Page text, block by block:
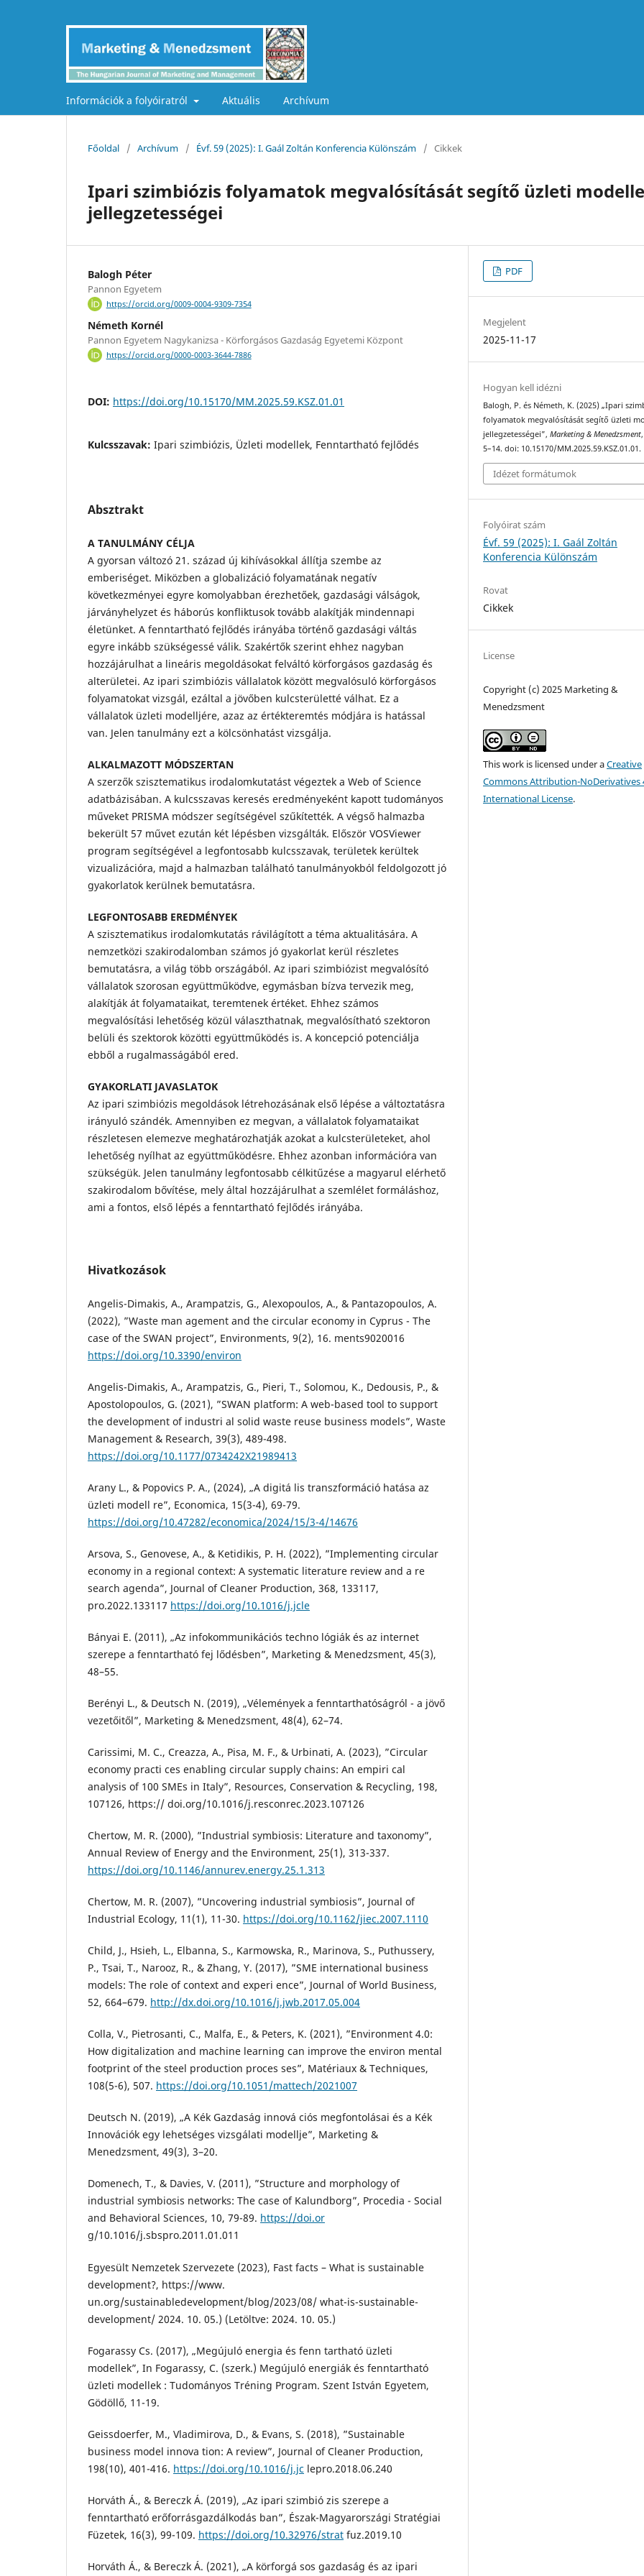
Információk a folyóiratról Aktuális Archívum
Főoldal / Archívum / Évf. 59 (2025): I. Gaál Zoltán Konferencia Különszám / Cikkek
Ipari szimbiózis folyamatok megvalósítását segítő üzleti
jellegzetességei
Balogh Péter
Pannon Egyetem
https://orcid.org/0009-0004-9309-7354
Németh Kornél
Pannon Egyetem Nagykanizsa - Körforgásos Gazdaság Egyetemi Központ
https://orcid.org/0000-0003-3644-7886
DOI: https://doi.org/10.15170/MM.2025.59.KSZ.01.01
Kulcsszavak: Ipari szimbiózis, Üzleti modellek, Fenntartható fejlődés
Absztrakt
A TANULMÁNY CÉLJA
A gyorsan változó 21. század új kihívásokkal állítja szembe az
emberiséget. Miközben a globalizáció folyamatának negatív
következményei egyre komolyabban érezhetőek, gazdasági válságok,
járványhelyzet és háborús konfliktusok tovább alakítják mindennapi
életünket. A fenntartható fejlődés irányába történő gazdasági váltás
egyre inkább szükségessé válik. Szakértők szerint ehhez nagyban
hozzájárulhat a lineáris megoldásokat felváltó körforgásos gazdaság és
alterületei. Az ipari szimbiózis vállalatok között megvalósuló körforgásos
folyamatokat vizsgál, ezáltal a jövőben kulcsterületté válhat. Ez a
vállalatok üzleti modelljére, azaz az értékteremtés módjára is hatással
van. Jelen tanulmány ezt a kölcsönhatást vizsgálja.
ALKALMAZOTT MÓDSZERTAN
A szerzők szisztematikus irodalomkutatást végeztek a Web of Science
adatbázisában. A kulcsszavas keresés eredményeként kapott tudományos
műveket PRISMA módszer segítségével szűkítették. A végső halmazba
bekerült 57 művet ezután két lépésben vizsgálták. Először VOSViewer
program segítségével a legfontosabb kulcsszavak, területek kerültek
vizualizációra, majd a halmazban található tanulmányokból feldolgozott jó
gyakorlatok kerülnek bemutatásra.
LEGFONTOSABB EREDMÉNYEK
A szisztematikus irodalomkutatás rávilágított a téma aktualitására. A
nemzetközi szakirodalomban számos jó gyakorlat kerül részletes
bemutatásra, a világ több országából. Az ipari szimbiózist megvalósító
vállalatok szorosan együttműködve, egymásban bízva tervezik meg,
alakítják át folyamataikat, teremtenek értéket. Ehhez számos
megvalósítási lehetőség közül választhatnak, megvalósítható szektoron
belüli és szektorok közötti együttműködés is. A koncepció potenciálja
ebből a rugalmasságából ered.
GYAKORLATI JAVASLATOK
Az ipari szimbiózis megoldások létrehozásának első lépése a változtatásra
irányuló szándék. Amennyiben ez megvan, a vállalatok folyamataikat
részletesen elemezve meghatározhatják azokat a kulcsterületeket, ahol
lehetőség nyílhat az együttműködésre. Ehhez azonban információra van
szükségük. Jelen tanulmány legfontosabb célkitűzése a magyarul elérhető
szakirodalom bővítése, mely által hozzájárulhat a szemlélet formáláshoz,
ami a fontos, első lépés a fenntartható fejlődés irányába.
Hivatkozások
Angelis-Dimakis, A., Arampatzis, G., Alexopoulos, A., & Pantazopoulos, A.
(2022), ”Waste man agement and the circular economy in Cyprus - The
case of the SWAN project”, Environments, 9(2), 16. ments9020016
https://doi.org/10.3390/environ
Angelis-Dimakis, A., Arampatzis, G., Pieri, T., Solomou, K., Dedousis, P., &
Apostolopoulos, G. (2021), ”SWAN platform: A web-based tool to support
the development of industri al solid waste reuse business models”, Waste
Management & Research, 39(3), 489-498.
https://doi.org/10.1177/0734242X21989413
Arany L., & Popovics P. A., (2024), „A digitá lis transzformáció hatása az
üzleti modell re”, Economica, 15(3-4), 69-79.
https://doi.org/10.47282/economica/2024/15/3-4/14676
Arsova, S., Genovese, A., & Ketidikis, P. H. (2022), ”Implementing circular
economy in a regional context: A systematic literature review and a re
search agenda”, Journal of Cleaner Production, 368, 133117,
pro.2022.133117 https://doi.org/10.1016/j.jcle
Bányai E. (2011), „Az infokommunikációs techno lógiák és az internet
szerepe a fenntartható fej lődésben”, Marketing & Menedzsment, 45(3),
48–55.
Berényi L., & Deutsch N. (2019), „Vélemények a fenntarthatóságról - a jövő
vezetőitől”, Marketing & Menedzsment, 48(4), 62–74.
Carissimi, M. C., Creazza, A., Pisa, M. F., & Urbinati, A. (2023), ”Circular
economy practi ces enabling circular supply chains: An empiri cal
analysis of 100 SMEs in Italy”, Resources, Conservation & Recycling, 198,
107126, https:// doi.org/10.1016/j.resconrec.2023.107126
Chertow, M. R. (2000), ”Industrial symbiosis: Literature and taxonomy”,
Annual Review of Energy and the Environment, 25(1), 313-337.
https://doi.org/10.1146/annurev.energy.25.1.313
Chertow, M. R. (2007), ”Uncovering industrial symbiosis”, Journal of
Industrial Ecology, 11(1), 11-30. https://doi.org/10.1162/jiec.2007.1110
Child, J., Hsieh, L., Elbanna, S., Karmowska, R., Marinova, S., Puthussery,
P., Tsai, T., Narooz, R., & Zhang, Y. (2017), ”SME international business
models: The role of context and experi ence”, Journal of World Business,
52, 664–679. http://dx.doi.org/10.1016/j.jwb.2017.05.004
Colla, V., Pietrosanti, C., Malfa, E., & Peters, K. (2021), ”Environment 4.0:
How digitalization and machine learning can improve the environ mental
footprint of the steel production proces ses”, Matériaux & Techniques,
108(5-6), 507. https://doi.org/10.1051/mattech/2021007
Deutsch N. (2019), „A Kék Gazdaság innová ciós megfontolásai és a Kék
Innovációk egy lehetséges vizsgálati modellje”, Marketing &
Menedzsment, 49(3), 3–20.
Domenech, T., & Davies, V. (2011), ”Structure and morphology of
industrial symbiosis networks: The case of Kalundborg”, Procedia - Social
and Behavioral Sciences, 10, 79-89. https://doi.or
g/10.1016/j.sbspro.2011.01.011
Egyesült Nemzetek Szervezete (2023), Fast facts – What is sustainable
development?, https://www.
un.org/sustainabledevelopment/blog/2023/08/ what-is-sustainable-
development/ 2024. 10. 05.) (Letöltve: 2024. 10. 05.)
Fogarassy Cs. (2017), „Megújuló energia és fenn tartható üzleti
modellek”, In Fogarassy, C. (szerk.) Megújuló energiák és fenntartható
üzleti modellek : Tudományos Tréning Program. Szent István Egyetem,
Gödöllő, 11-19.
Geissdoerfer, M., Vladimirova, D., & Evans, S. (2018), ”Sustainable
business model innova tion: A review”, Journal of Cleaner Production,
198(10), 401-416. https://doi.org/10.1016/j.jc lepro.2018.06.240
Horváth Á., & Bereczk Á. (2019), „Az ipari szimbió zis szerepe a
fenntartható erőforrásgazdálkodás ban”, Észak-Magyarországi Stratégiai
Füzetek, 16(3), 99-109. https://doi.org/10.32976/strat fuz.2019.10
Horváth Á., & Bereczk Á. (2021), „A körforgá sos gazdaság és az ipari
PDF
Megjelent
2025-11-17
Hogyan kell idézni
Balogh, P. és Németh, K. (2025) „Ipari
folyamatok megvalósítását segítő üzleti
jellegzetességei”,Marketing & Menedzsment
5–14. doi: 10.15170/MM.2025.59.KSZ.01.01.
Idézet formátumok
Folyóirat szám
Évf. 59 (2025): I. Gaál Zoltán
Konferencia Különszám
Rovat
Cikkek
License
Copyright (c) 2025 Marketing &
Menedzsment
This work is licensed under aCreative
Commons Attribution-NoDerivatives
International License.